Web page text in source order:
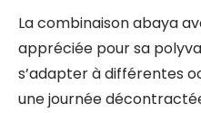
La combinaison abaya
appréciée pour sa
s’adapter à différentes
une journée